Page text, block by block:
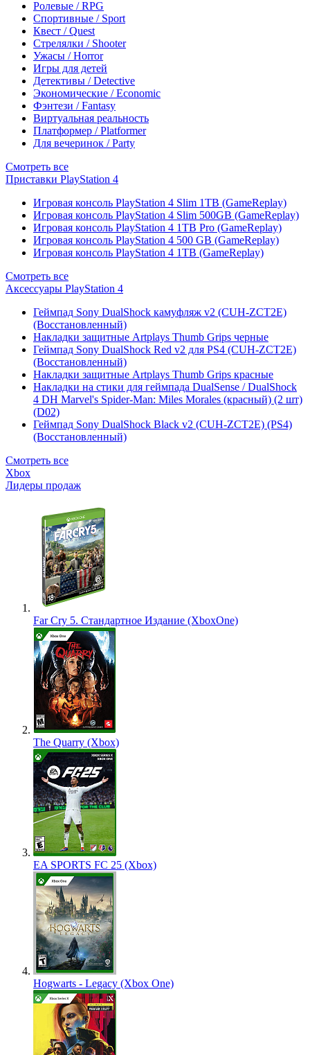
Ролевые / RPG
Спортивные / Sport
Квест / Quest
Стрелялки / Shooter
Ужасы / Horror
Игры для детей
Детективы / Detective
Экономические / Economic
Фэнтези / Fantasy
Виртуальная реальность
Платформер / Platformer
Для вечеринок / Party
Смотреть все
Приставки PlayStation 4
Игровая консоль PlayStation 4 Slim 1TB (GameReplay)
Игровая консоль PlayStation 4 Slim 500GB (GameReplay)
Игровая консоль PlayStation 4 1TB Pro (GameReplay)
Игровая консоль PlayStation 4 500 GB (GameReplay)
Игровая консоль PlayStation 4 1TB (GameReplay)
Смотреть все
Аксессуары PlayStation 4
Геймпад Sony DualShock камуфляж v2 (CUH-ZCT2E)
(Восстановленный)
Накладки защитные Artplays Thumb Grips черные
Геймпад Sony DualShock Red v2 для PS4 (CUH-ZCT2E)
(Восстановленный)
Накладки защитные Artplays Thumb Grips красные
Накладки на стики для геймпада DualSense / DualShock
4 DH Marvel's Spider-Man: Miles Morales (красный) (2 шт)
(D02)
Геймпад Sony DualShock Black v2 (CUH-ZCT2E) (PS4)
(Восстановленный)
Смотреть все
Xbox
Лидеры продаж
Far Cry 5. Стандартное Издание (XboxOne)
The Quarry (Xbox)
EA SPORTS FC 25 (Xbox)
Hogwarts - Legacy (Xbox One)